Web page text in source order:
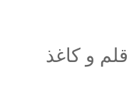
قلم و کاغذ